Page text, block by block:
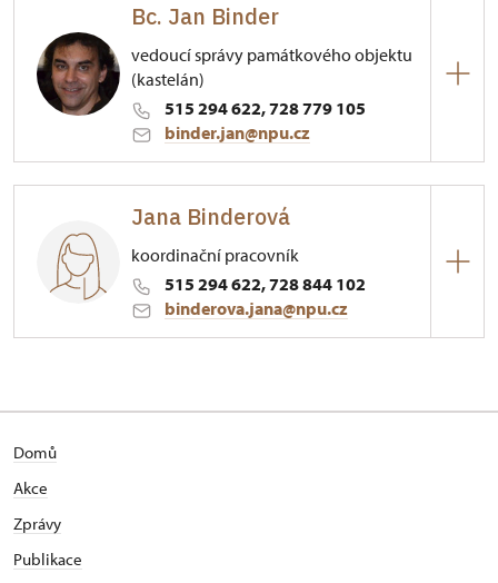
Bc. Jan Binder
vedoucí správy památkového objektu
(kastelán)
515 294 622, 728 779 105
binder.jan@npu.cz
1/, Bítov 1
Jana Binderová
koordinační pracovník
515 294 622, 728 844 102
binderova.jana@npu.cz
Domů
Akce
Zprávy
Publikace